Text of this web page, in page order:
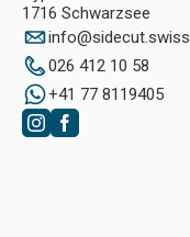
1716 Schwarzsee
info@sidecut.swiss
026 412 10 58
+41 77 8119405